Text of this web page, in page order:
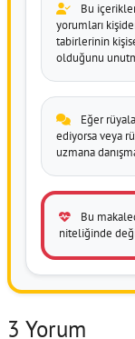
Bu
yorumları
tabirlerinin
olduğunu
Eğer
ediyorsa veya
uzmana
Bu
niteliğinde
3 Yorum